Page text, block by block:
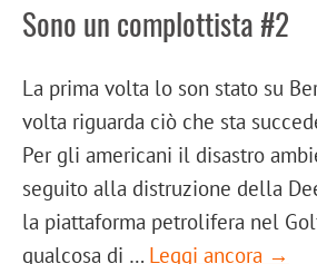
Sono un complottista #2
La prima volta lo son stato su
volta riguarda ciò che sta
Per gli americani il disastro
seguito alla distruzione della
la piattaforma petrolifera nel
qualcosa di … Leggi ancora →